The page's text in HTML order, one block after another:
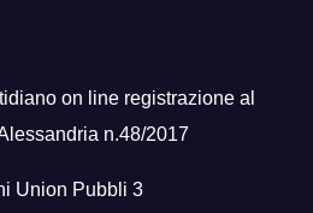
on line registrazione al
n.48/2017
Union Pubbli 3